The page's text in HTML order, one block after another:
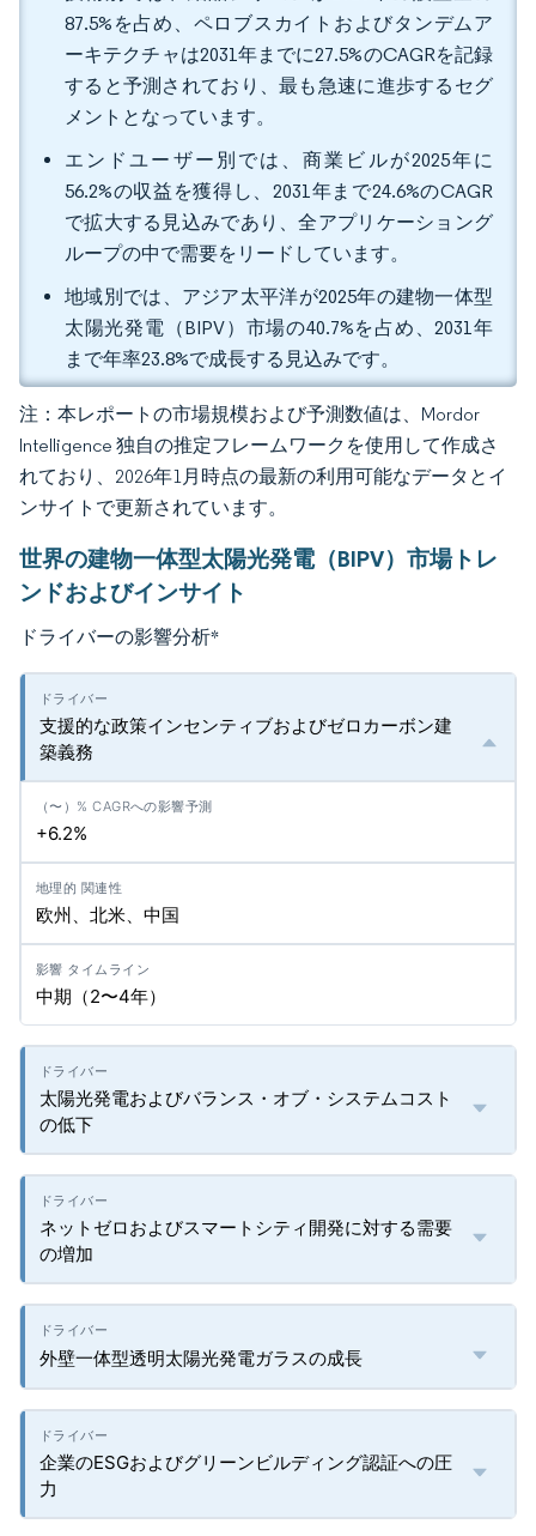
87.5%を占め、ペロブスカイトおよびタンデムア
ーキテクチャは2031年までに27.5%のCAGRを記録
すると予測されており、最も急速に進歩するセグ
メントとなっています。
エンドユーザー別では、商業ビルが2025年に
56.2%の収益を獲得し、2031年まで24.6%のCAGR
で拡大する見込みであり、全アプリケーショング
ループの中で需要をリードしています。
地域別では、アジア太平洋が2025年の建物一体型
太陽光発電（BIPV）市場の40.7%を占め、2031年
まで年率23.8%で成長する見込みです。
注：本レポートの市場規模および予測数値は、Mordor
Intelligence 独自の推定フレームワークを使用して作成さ
れており、2026年1月時点の最新の利用可能なデータとイ
ンサイトで更新されています。
世界の建物一体型太陽光発電（BIPV）市場トレ
ンドおよびインサイト
ドライバーの影響分析*
支援的な政策インセンティブおよびゼロカーボン建
築義務
+6.2%
欧州、北米、中国
中期（2〜4年）
太陽光発電およびバランス・オブ・システムコスト
の低下
ネットゼロおよびスマートシティ開発に対する需要
の増加
外壁一体型透明太陽光発電ガラスの成長
企業のESGおよびグリーンビルディング認証への圧
力